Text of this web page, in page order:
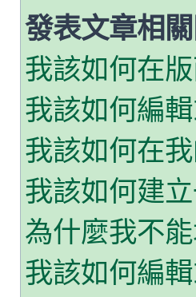
發表文章相
我該如何在
我該如何編
我該如何在
我該如何建
為什麼我不
我該如何編